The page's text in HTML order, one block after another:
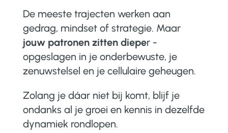
De meeste trajecten werken aan
gedrag, mindset of strategie. Maar
jouw patronen zitten dieper -
opgeslagen in je onderbewuste, je
zenuwstelsel en je cellulaire geheugen.
Zolang je dáar niet bij komt, blijf je
ondanks al je groei en kennis in dezelfde
dynamiek rondlopen.